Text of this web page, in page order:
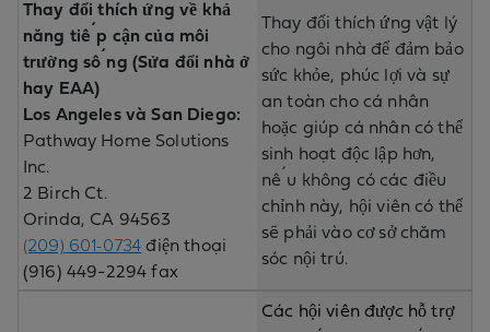
Thay đổi thích ứng về khả
năng tiếp cận của môi
trường sống (Sửa đổi nhà ở
hay EAA)
Los Angeles và San Diego:
Pathway Home Solutions
Inc.
2 Birch Ct.
Orinda, CA 94563
(209) 601-0734 điện thoại
(916) 449-2294 fax
Thay đổi thích ứng vật lý
cho ngôi nhà để đảm bảo
sức khỏe, phúc lợi và sự
an toàn cho cá nhân
hoặc giúp cá nhân có thể
sinh hoạt độc lập hơn,
nếu không có các điều
chỉnh này, hội viên có thể
sẽ phải vào cơ sở chăm
sóc nội trú.
Các hội viên được hỗ trợ